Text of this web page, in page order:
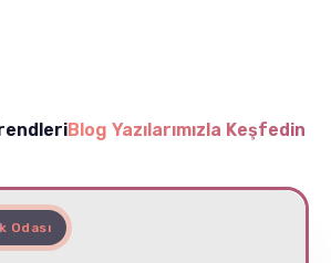
Blog Yazılarımızla Keşfedin
Odası